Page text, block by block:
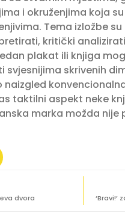
i okruženjima koja
Tema izložbe
kritički
plakat ili knjiga
skrivenih
naizgled
taktilni aspekt neke
marka možda nije
dvora